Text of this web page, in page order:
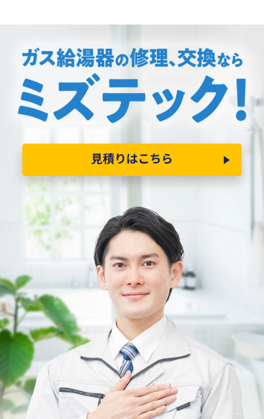
見積りはこちら